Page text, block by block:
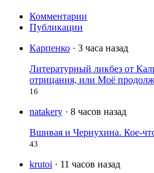
Комментарии
Публикации
Карпенко · 3 часа назад
Литературный ликбез от
отрицания, или Моё
16
natakery · 8 часов назад
Вшивая и Чернухина. Кое-
43
krutoi · 11 часов назад